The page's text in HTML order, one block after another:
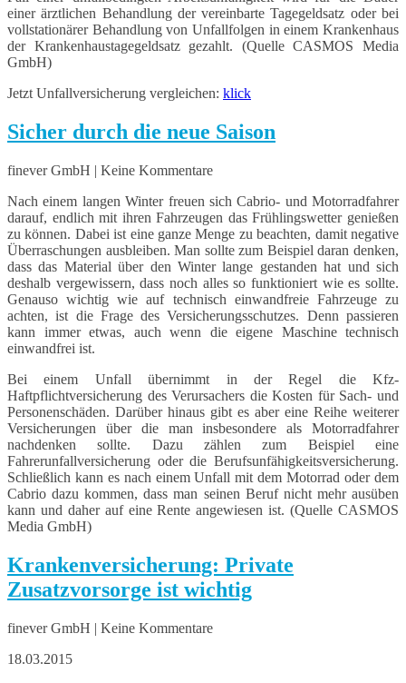
einer ärztlichen Behandlung der vereinbarte Tagegeldsatz oder bei
vollstationärer Behandlung von Unfallfolgen in einem Krankenhaus
der Krankenhaustagegeldsatz gezahlt. (Quelle CASMOS Media
GmbH)
Jetzt Unfallversicherung vergleichen: klick
Sicher durch die neue Saison
finever GmbH | Keine Kommentare
Nach einem langen Winter freuen sich Cabrio- und Motorradfahrer
darauf, endlich mit ihren Fahrzeugen das Frühlingswetter genießen
zu können. Dabei ist eine ganze Menge zu beachten, damit negative
Überraschungen ausbleiben. Man sollte zum Beispiel daran denken,
dass das Material über den Winter lange gestanden hat und sich
deshalb vergewissern, dass noch alles so funktioniert wie es sollte.
Genauso wichtig wie auf technisch einwandfreie Fahrzeuge zu
achten, ist die Frage des Versicherungsschutzes. Denn passieren
kann immer etwas, auch wenn die eigene Maschine technisch
einwandfrei ist.
Bei einem Unfall übernimmt in der Regel die Kfz-
Haftpflichtversicherung des Verursachers die Kosten für Sach- und
Personenschäden. Darüber hinaus gibt es aber eine Reihe weiterer
Versicherungen über die man insbesondere als Motorradfahrer
nachdenken sollte. Dazu zählen zum Beispiel eine
Fahrerunfallversicherung oder die Berufsunfähigkeitsversicherung.
Schließlich kann es nach einem Unfall mit dem Motorrad oder dem
Cabrio dazu kommen, dass man seinen Beruf nicht mehr ausüben
kann und daher auf eine Rente angewiesen ist. (Quelle CASMOS
Media GmbH)
Krankenversicherung: Private
Zusatzvorsorge ist wichtig
finever GmbH | Keine Kommentare
18.03.2015